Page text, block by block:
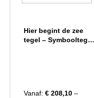
Hier begint de zee
tegel – Symbooltegel
Vanaf: € 208,10 –